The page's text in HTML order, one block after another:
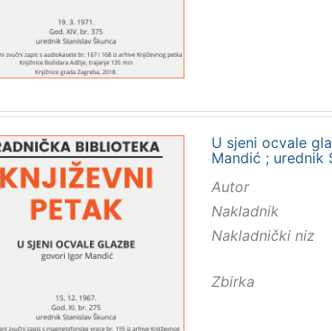
U sjeni ocvale
Mandić ; urednik
Autor
Nakladnik
Nakladnički niz
Zbirka